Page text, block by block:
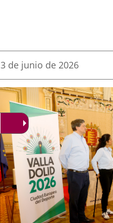
Fecha
la
noticia
3 de junio de 2026